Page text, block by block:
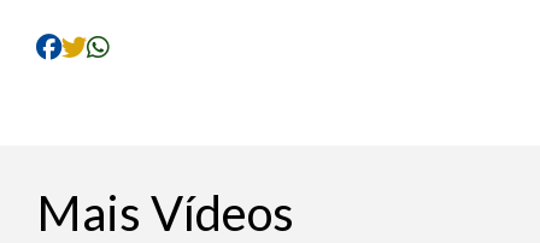
Mais Vídeos